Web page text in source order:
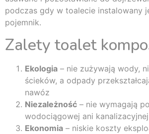
podczas gdy w toalecie instalowany
pojemnik.
Zalety toalet
Ekologia – nie zużywają wody,
ścieków, a odpady
nawóz
Niezależność – nie wymagają
wodociągowej ani kanalizacyjnej
Ekonomia – niskie koszty